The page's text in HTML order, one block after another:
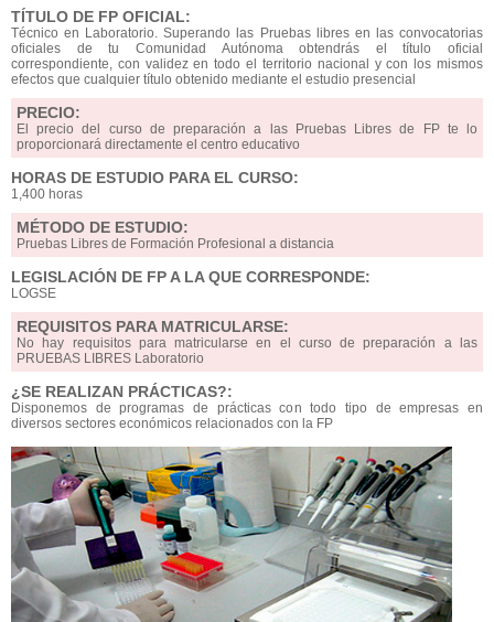
TÍTULO DE FP OFICIAL:
Técnico en Laboratorio. Superando las Pruebas libres en las convocatorias
oficiales de tu Comunidad Autónoma obtendrás el título oficial
correspondiente, con validez en todo el territorio nacional y con los mismos
efectos que cualquier título obtenido mediante el estudio presencial
PRECIO:
El precio del curso de preparación a las Pruebas Libres de FP te lo
proporcionará directamente el centro educativo
HORAS DE ESTUDIO PARA EL CURSO:
1,400 horas
MÉTODO DE ESTUDIO:
Pruebas Libres de Formación Profesional a distancia
LEGISLACIÓN DE FP A LA QUE CORRESPONDE:
LOGSE
REQUISITOS PARA MATRICULARSE:
No hay requisitos para matricularse en el curso de preparación a las
PRUEBAS LIBRES Laboratorio
¿SE REALIZAN PRÁCTICAS?:
Disponemos de programas de prácticas con todo tipo de empresas en
diversos sectores económicos relacionados con la FP